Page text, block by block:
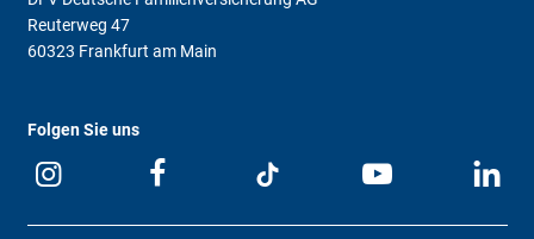
Reuterweg 47
60323 Frankfurt am Main
Folgen Sie uns